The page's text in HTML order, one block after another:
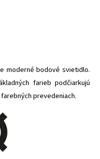
moderné bodové svietidlo.
farieb podčiarkujú
prevedeniach.